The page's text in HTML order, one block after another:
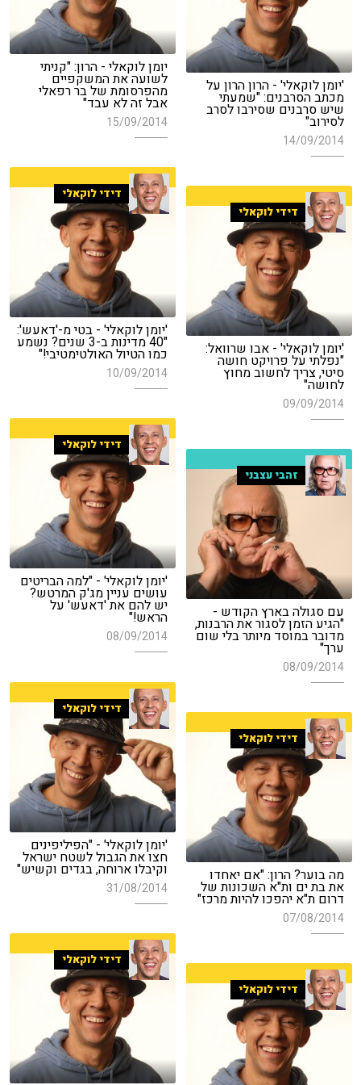
יומן לוקאלי - הרון: "קניתי
לשועה את המשקפיים
מהפרסומת של בר רפאלי
אבל זה לא עבד"
15/09/2014
'יומן לוקאלי' - הרון הרון על
מכתב הסרבנים: "שמעתי
שיש סרבנים שסירבו לסרב
לסירוב"
14/09/2014
דידי לוקאלי
'יומן לוקאלי' - בטי מ-'דאעש':
"40 מדינות ב-3 שנים? נשמע
כמו הטיול האולטימטיבי!"
10/09/2014
דידי לוקאלי
'יומן לוקאלי' - אבו שרוואל:
"נפלתי על פרויקט חושה
סיטי, צריך לחשוב מחוץ
לחושה"
09/09/2014
דידי לוקאלי
'יומן לוקאלי' - "למה הבריטים
עושים עניין מג'ק המרטש?
יש להם את 'דאעש' על
הראש!"
08/09/2014
זהבי עצבני
עם סגולה בארץ הקודש -
"הגיע הזמן לסגור את הרבנות,
מדובר במוסד מיותר בלי שום
ערך"
08/09/2014
דידי לוקאלי
'יומן לוקאלי' - "הפיליפינים
חצו את הגבול לשטח ישראל
וקיבלו ארוחה, בגדים וקשיש"
31/08/2014
דידי לוקאלי
מה בוער? הרון: "אם יאחדו
את בת ים ות"א השכונות של
דרום ת"א יהפכו להיות מרכז"
07/08/2014
דידי לוקאלי
דידי לוקאלי